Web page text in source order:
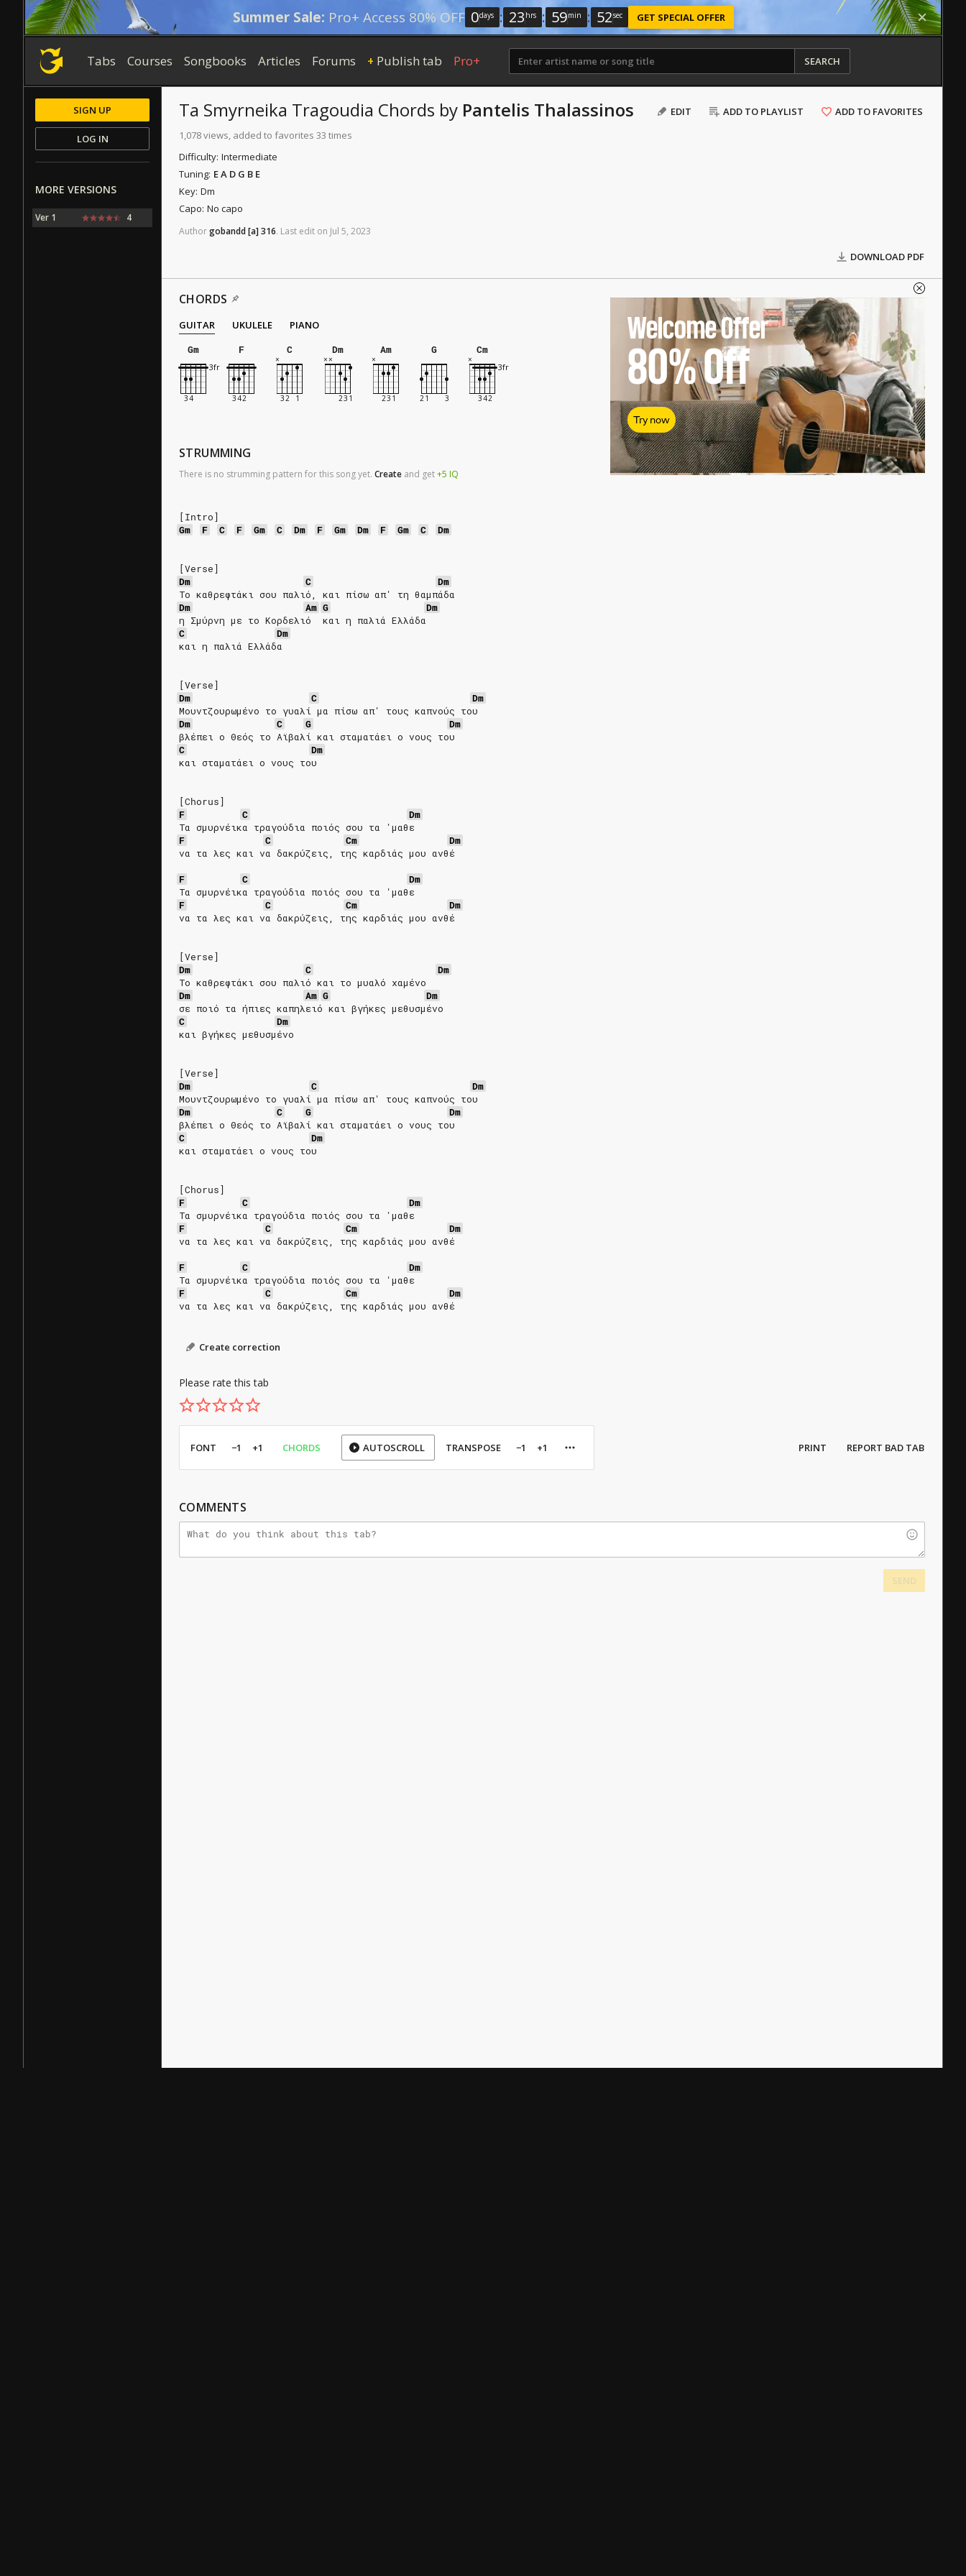
Summer Sale: Pro+ Access 80% OFF 0days : 23 hrs : 59min : 52sec GET SPECIAL OFFER
Tabs Courses Songbooks Articles Forums + Publish tab Pro+ SEARCH
EDIT ADD TO PLAYLIST ADD TO FAVORITES
Ta Smyrneika Tragoudia Chords by Pantelis Thalassinos
1,078 views, added to favorites 33 times
Difficulty: Intermediate
Tuning: E A D G B E
Key: Dm
Capo: No capo
Authorgobandd[a]316. Last edit on Jul 5, 2023
DOWNLOAD PDF
CHORDS
GUITAR UKULELE
PIANO
Gm
F C Dm Am G Cm
STRUMMING
There is no strumming pattern for this song yet. Create and get+5 IQ
[Intro]
Gm
F C F Gm C Dm F Gm Dm F Gm C Dm
[Verse]
Dm
C
Dm
Το καθρεφτάκι σου παλιό, και πίσω απ' τη θαμπάδα
Dm
Am G
Dm
η Σμύρνη με το Κορδελιό  και η παλιά Ελλάδα
C
Dm
και η παλιά Ελλάδα
[Verse]
Dm
C
Dm
Μουντζουρωμένο το γυαλί μα πίσω απ' τους καπνούς του
Dm
C G
Dm
βλέπει ο Θεός το Αϊβαλί και σταματάει ο νους του
C
Dm
και σταματάει ο νους του
[Chorus]
F
C
Dm
Τα σμυρνέικα τραγούδια ποιός σου τα 'μαθε
F
C Cm
Dm
να τα λες και να δακρύζεις, της καρδιάς μου ανθέ
F
C
Dm
Τα σμυρνέικα τραγούδια ποιός σου τα 'μαθε
F
C Cm
Dm
να τα λες και να δακρύζεις, της καρδιάς μου ανθέ
[Verse]
Dm
C
Dm
Το καθρεφτάκι σου παλιό και το μυαλό χαμένο
Dm
Am G
Dm
σε ποιό τα ήπιες καπηλειό και βγήκες μεθυσμένο
C
Dm
και βγήκες μεθυσμένο
[Verse]
Dm
C
Dm
Μουντζουρωμένο το γυαλί μα πίσω απ' τους καπνούς του
Dm
C G
Dm
βλέπει ο Θεός το Αϊβαλί και σταματάει ο νους του
C
Dm
και σταματάει ο νους του
[Chorus]
F
C
Dm
Τα σμυρνέικα τραγούδια ποιός σου τα 'μαθε
F
C Cm
Dm
να τα λες και να δακρύζεις, της καρδιάς μου ανθέ
F
C
Dm
Τα σμυρνέικα τραγούδια ποιός σου τα 'μαθε
F
C Cm
Dm
να τα λες και να δακρύζεις, της καρδιάς μου ανθέ
Create correction
Please rate this tab
Welcome Offer
80%Off
Try now
FONT −1 +1 CHORDS AUTOSCROLL TRANSPOSE −1 +1 PRINT REPORT BAD TAB
COMMENTS
SIGN UP
LOG IN
MORE VERSIONS
Ver 1 4